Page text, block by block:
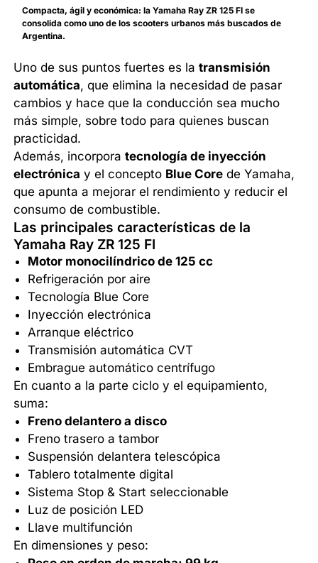
Compacta, ágil y económica: la Yamaha Ray ZR 125 FI se
consolida como uno de los scooters urbanos más buscados de
Argentina.
Uno de sus puntos fuertes es latransmisión
automática, que elimina la necesidad de pasar
cambios y hace que la conducción sea mucho
más simple, sobre todo para quienes buscan
practicidad.
Además, incorporatecnología de inyección
electrónica y el concepto Blue Core de Yamaha,
que apunta a mejorar el rendimiento y reducir el
consumo de combustible.
Las principales características de la
Yamaha Ray ZR 125 FI
Motor monocilíndrico de 125 cc
Refrigeración por aire
Tecnología Blue Core
Inyección electrónica
Arranque eléctrico
Transmisión automática CVT
Embrague automático centrífugo
En cuanto a la parte ciclo y el equipamiento,
suma:
Freno delantero a disco
Freno trasero a tambor
Suspensión delantera telescópica
Tablero totalmente digital
Sistema Stop & Start seleccionable
Luz de posición LED
Llave multifunción
En dimensiones y peso: